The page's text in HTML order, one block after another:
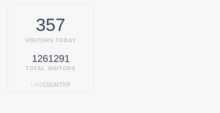
357
VISITORS TODAY
1261291
TOTAL VISITORS